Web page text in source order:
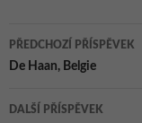
Navigace
pro
příspěvky
PŘEDCHOZÍ PŘÍSPĚVEK
De Haan, Belgie
DALŠÍ PŘÍSPĚVEK